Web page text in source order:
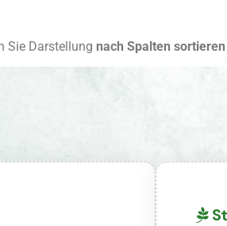
Sie Darstellung nach Spalten sortieren